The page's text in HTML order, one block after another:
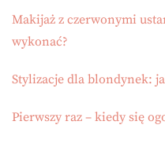
Makijaż z czerwonymi
wykonać?
Stylizacje dla blondynek:
Pierwszy raz – kiedy się